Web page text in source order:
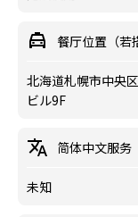
餐厅位置（若
北海道札幌市中央
ビル9F
简体中文服务
未知